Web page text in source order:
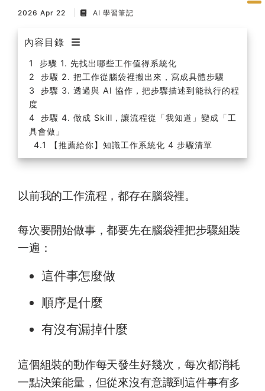
軟體開發實務｜技術文件寫作
2026 Apr 22 AI 學習筆記
內容目錄
步驟 1. 先找出哪些工作值得系統化
步驟 2. 把工作從腦袋裡搬出來，寫成具體步驟
步驟 3. 透過與 AI 協作，把步驟描述到能執行的程
度
步驟 4. 做成 Skill，讓流程從「我知道」變成「工
具會做」
【推薦給你】知識工作系統化 4 步驟清單
以前我的工作流程，都存在腦袋裡。
每次要開始做事，都要先在腦袋裡把步驟組裝
一遍：
這件事怎麼做
順序是什麼
有沒有漏掉什麼
這個組裝的動作每天發生好幾次，每次都消耗
一點決策能量，但從來沒有意識到這件事有多